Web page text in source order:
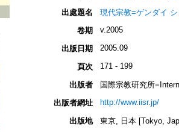
出處題名
現代宗教=ゲンダイ
卷期
v.2005
出版日期 2005.09
頁次 171 - 199
出版者
国際宗教研究所
出版者網址
http://www.iisr.jp/
出版地
東京, 日本 [Tokyo,